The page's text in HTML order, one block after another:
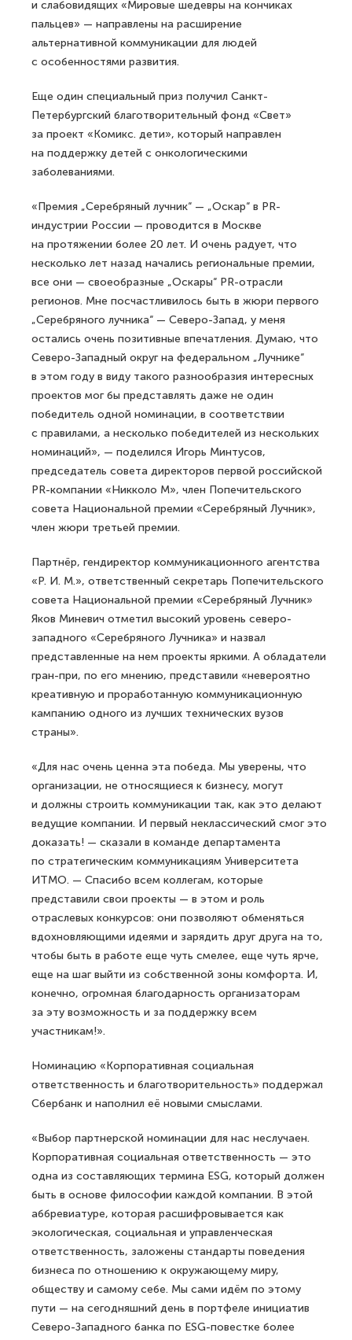
и слабовидящих «Мировые шедевры на кончиках
пальцев» — направлены на расширение
альтернативной коммуникации для людей
с особенностями развития.
Еще один специальный приз получил Санкт-
Петербургский благотворительный фонд «Свет»
за проект «Комикс. дети», который направлен
на поддержку детей с онкологическими
заболеваниями.
«Премия „Серебряный лучник“ — „Оскар“ в PR-
индустрии России — проводится в Москве
на протяжении более 20 лет. И очень радует, что
несколько лет назад начались региональные премии,
все они — своеобразные „Оскары“ PR-отрасли
регионов. Мне посчастливилось быть в жюри первого
„Серебряного лучника“ — Северо-Запад, у меня
остались очень позитивные впечатления. Думаю, что
Северо-Западный округ на федеральном „Лучнике“
в этом году в виду такого разнообразия интересных
проектов мог бы представлять даже не один
победитель одной номинации, в соответствии
с правилами, а несколько победителей из нескольких
номинаций», — поделился Игорь Минтусов,
председатель совета директоров первой российской
PR-компании «Никколо М», член Попечительского
совета Национальной премии «Серебряный Лучник»,
член жюри третьей премии.
Партнёр, гендиректор коммуникационного агентства
«Р. И. М.», ответственный секретарь Попечительского
совета Национальной премии «Серебряный Лучник»
Яков Миневич отметил высокий уровень северо-
западного «Серебряного Лучника» и назвал
представленные на нем проекты яркими. А обладатели
гран-при, по его мнению, представили «невероятно
креативную и проработанную коммуникационную
кампанию одного из лучших технических вузов
страны».
«Для нас очень ценна эта победа. Мы уверены, что
организации, не относящиеся к бизнесу, могут
и должны строить коммуникации так, как это делают
ведущие компании. И первый неклассический смог это
доказать! — сказали в команде департамента
по стратегическим коммуникациям Университета
ИТМО. — Спасибо всем коллегам, которые
представили свои проекты — в этом и роль
отраслевых конкурсов: они позволяют обменяться
вдохновляющими идеями и зарядить друг друга на то,
чтобы быть в работе еще чуть смелее, еще чуть ярче,
еще на шаг выйти из собственной зоны комфорта. И,
конечно, огромная благодарность организаторам
за эту возможность и за поддержку всем
участникам!».
Номинацию «Корпоративная социальная
ответственность и благотворительность» поддержал
Сбербанк и наполнил её новыми смыслами.
«Выбор партнерской номинации для нас неслучаен.
Корпоративная социальная ответственность — это
одна из составляющих термина ESG, который должен
быть в основе философии каждой компании. В этой
аббревиатуре, которая расшифровывается как
экологическая, социальная и управленческая
ответственность, заложены стандарты поведения
бизнеса по отношению к окружающему миру,
обществу и самому себе. Мы сами идём по этому
пути — на сегодняшний день в портфеле инициатив
Северо-Западного банка по ESG-повестке более